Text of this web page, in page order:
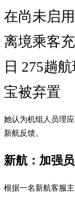
在尚未启
离境乘客
日 275趟
宝被弃置
她认为机组人员理
新航反馈。
新航：加强
根据一名新航客服